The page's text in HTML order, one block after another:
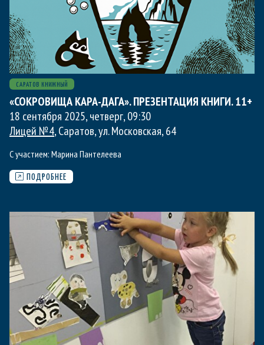
САРАТОВ КНИЖНЫЙ
«СОКРОВИЩА КАРА-ДАГА». ПРЕЗЕНТАЦИЯ КНИГИ. 11+
18 сентября 2025, четверг,09:30
Лицей №4, Саратов, ул. Московская, 64
С участием: Марина Пантелеева
ПОДРОБНЕЕ